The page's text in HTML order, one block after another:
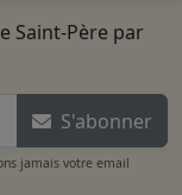
Saint-Père par
S'abonner
jamais votre email